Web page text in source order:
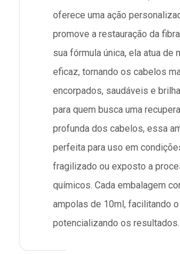
oferece uma ação
promove a restauração da
sua fórmula única, ela atua de
eficaz, tornando os cabelos
encorpados, saudáveis e
para quem busca uma
profunda dos cabelos, essa
perfeita para uso em
fragilizado ou exposto a
químicos. Cada embalagem
ampolas de 10ml, facilitando
potencializando os resultados.